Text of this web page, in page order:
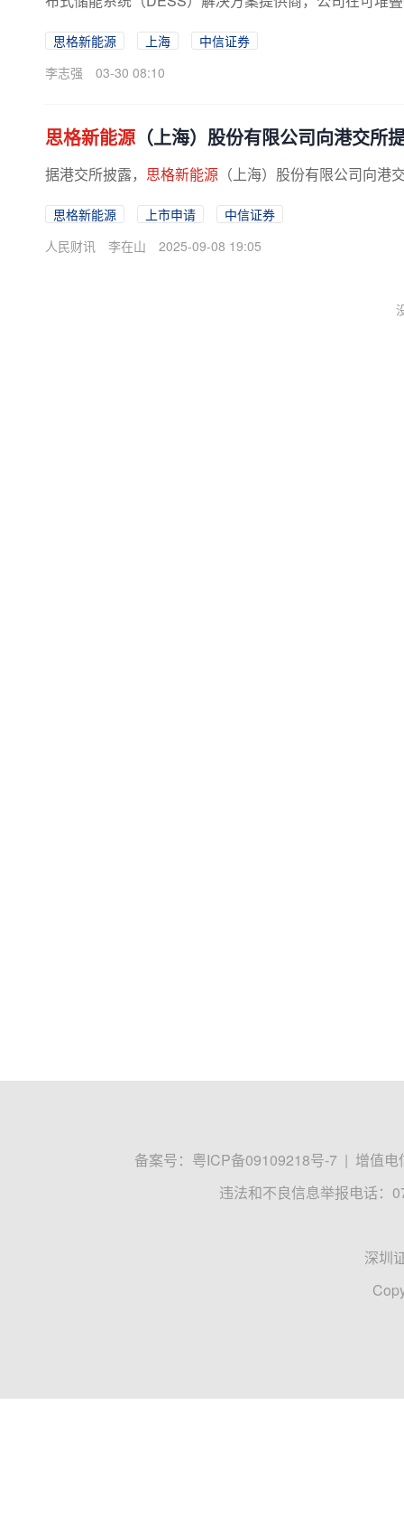
思格新能源 上海
中信证券
李志强
03-30 08:10
思格新能源 （上海）股份有限公司向港交所
据港交所披露， 思格新能源 （上海）股份有限公司向
思格新能源 上市申请
中信证券
人民财讯
李在山 2025-09-08 19:05
备案号： 粤ICP备09109218号-7 | 增值电
违法和不良信息举报电话：
深圳